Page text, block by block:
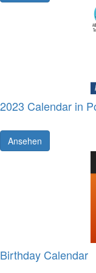
2023 Calendar in
Ansehen
Birthday Calendar